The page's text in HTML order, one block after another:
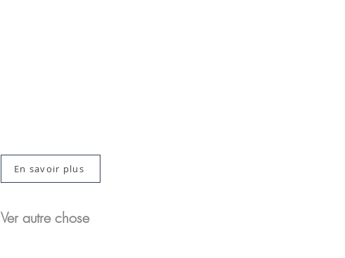
En savoir plus
Ver autre chose